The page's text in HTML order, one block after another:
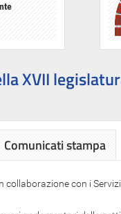
XVII
Comunicati stampa
con i